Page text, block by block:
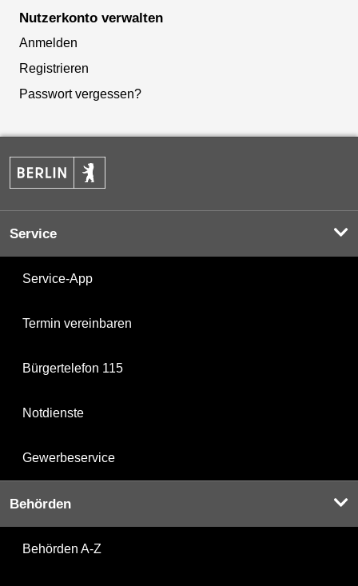
Nutzerkonto verwalten
Anmelden
Registrieren
Passwort vergessen?
Service
Service-App
Termin vereinbaren
Bürgertelefon 115
Notdienste
Gewerbeservice
Behörden
Behörden A-Z